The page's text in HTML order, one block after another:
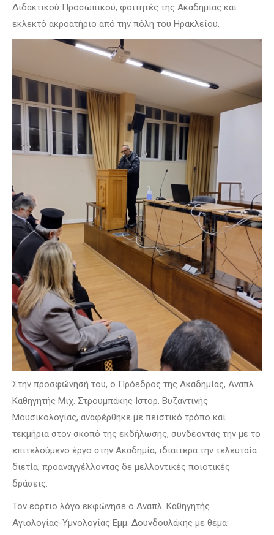
Διδακτικού Προσωπικού, φοιτητές της Ακαδημίας και
εκλεκτό ακροατήριο από την πόλη του Ηρακλείου.
Στην προσφώνησή του, ο Πρόεδρος της Ακαδημίας, Αναπλ.
Καθηγητής Μιχ. Στρουμπάκης Ιστορ. Βυζαντινής
Μουσικολογίας, αναφέρθηκε με πειστικό τρόπο και
τεκμήρια στον σκοπό της εκδήλωσης, συνδέοντάς την με το
επιτελούμενο έργο στην Ακαδημία, ιδιαίτερα την τελευταία
διετία, προαναγγέλλοντας δε μελλοντικές ποιοτικές
δράσεις.
Τον εόρτιο λόγο εκφώνησε ο Αναπλ. Καθηγητής
Αγιολογίας-Υμνολογίας Εμμ. Δουνδουλάκης με θέμα: